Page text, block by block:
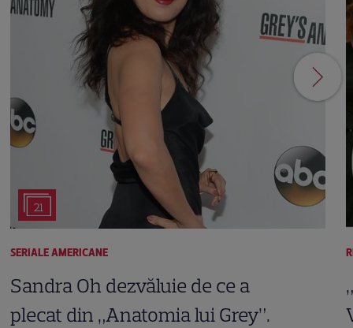
21
SERIALE AMERICANE
Sandra Oh dezvăluie de ce a
plecat din „Anatomia lui Grey”.